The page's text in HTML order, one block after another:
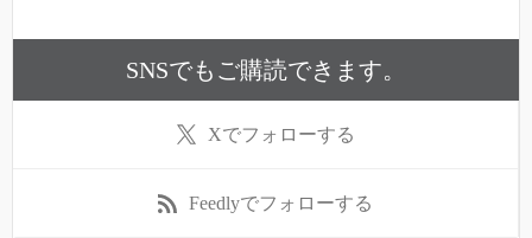
SNSでもご購読できます。
Xでフォローする
Feedlyでフォローする